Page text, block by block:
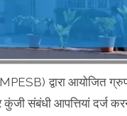
द्वारा आयोजित
संबंधी आपत्तियां दर्ज